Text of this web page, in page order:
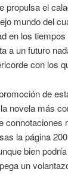
propulsa el
mundo del
en los
a un futuro
con los
de
novela más
connotaciones
la página
bien
un